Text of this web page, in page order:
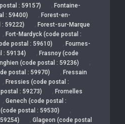
: 59157) , Fontaine-
: 59400)
, Forest-en-
59222)
, Forest-sur-Marque
, Fort-Mardyck (code postal :
postal : 59610) , Fournes-
: 59134)
, Frasnoy (code
(code postal : 59236) ,
postal : 59970) , Fressain
, Fressies (code postal :
: 59273) , Fromelles
, Genech (code postal :
postal : 59530) ,
, Glageon (code postal